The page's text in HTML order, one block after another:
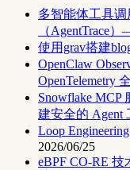
多智能体工具
（AgentTrace
使用grav搭建
OpenClaw
OpenTelemetry
Snowflake
建安全的 Agent
Loop
2026/06/25
eBPF CO-RE